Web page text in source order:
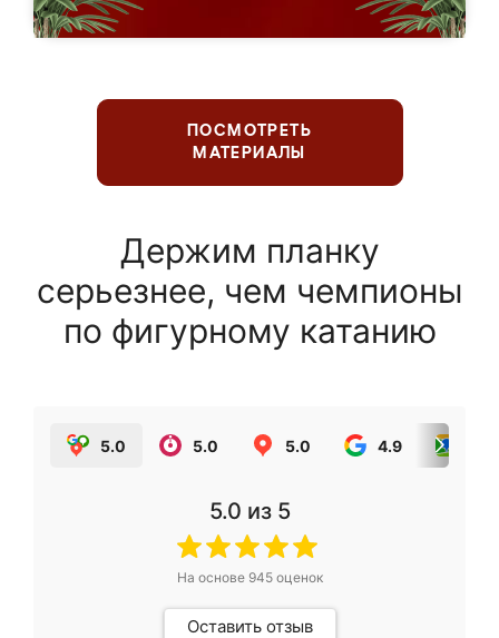
ПОСМОТРЕТЬ
МАТЕРИАЛЫ
Держим планку
серьезнее, чем чемпионы
по фигурному катанию
5.0 5.0 5.0 4.9
5.0 из 5
На основе 945оценок
Оставить отзыв